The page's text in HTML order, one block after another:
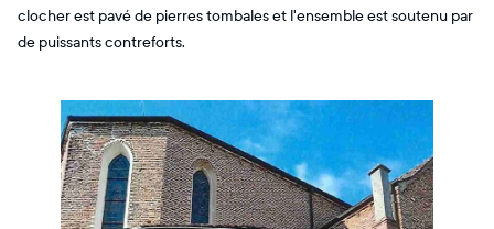
clocher est pavé de pierres tombales et l'ensemble est soutenu par
de puissants contreforts.